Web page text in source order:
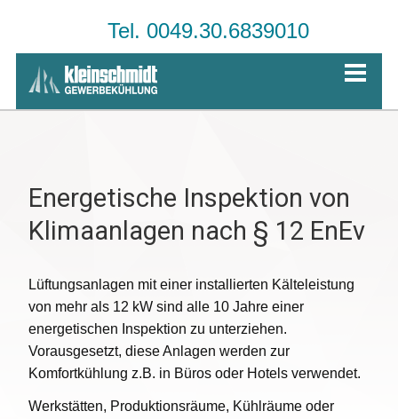
Tel. 0049.30.6839010
Energetische Inspektion von
Klimaanlagen nach § 12 EnEv
Lüftungsanlagen mit einer installierten Kälteleistung
von mehr als 12 kW sind alle 10 Jahre einer
energetischen Inspektion zu unterziehen.
Vorausgesetzt, diese Anlagen werden zur
Komfortkühlung z.B. in Büros oder Hotels verwendet.
Werkstätten, Produktionsräume, Kühlräume oder